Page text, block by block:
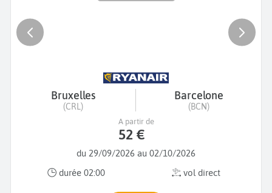
Bruxelles
(CRL)
Barcelone
(BCN)
du 29/09/2026 au 02/10/2026
durée 02:00
vol direct
A partir de
52 €